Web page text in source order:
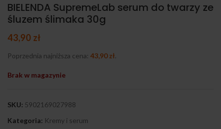
BIELENDA SupremeLab serum do twarzy ze
śluzem ślimaka 30g
43,90 zł
Poprzednia najniższa cena: 43,90zł.
Brak w magazynie
SKU: 5902169027988
Kategoria: Kremy i serum